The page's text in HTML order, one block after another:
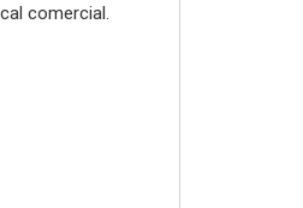
comercial.